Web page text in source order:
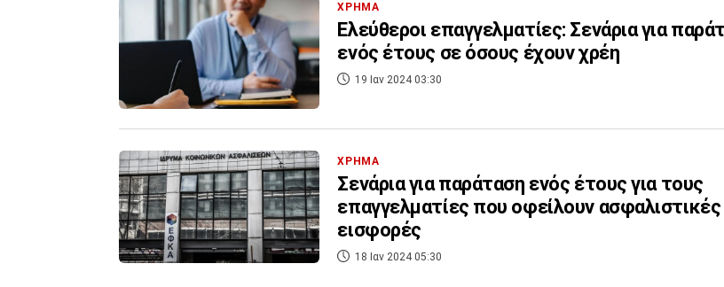
ΧΡΗΜΑ
Ελεύθεροι επαγγελματίες: Σενάρια για
ενός έτους σε όσους έχουν χρέη
19 Ιαν 2024 03:30
ΧΡΗΜΑ
Σενάρια για παράταση ενός έτους για τους
επαγγελματίες που οφείλουν ασφαλιστικές
εισφορές
18 Ιαν 2024 05:30